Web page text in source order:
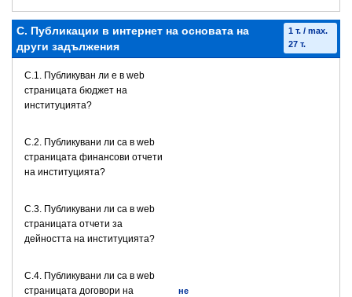
C. Публикации в интернет на основата на
други задължения
1 т. / max.
27 т.
C.1. Публикуван ли е в web
страницата бюджет на
институцията?
C.2. Публикувани ли са в web
страницата финансови отчети
на институцията?
C.3. Публикувани ли са в web
страницата отчети за
дейността на институцията?
C.4. Публикувани ли са в web
страницата договори на
не